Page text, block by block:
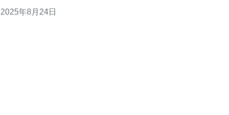
呢？本文将深入探讨这一问题，并给出一些推荐。 首先，
2025年8月24日